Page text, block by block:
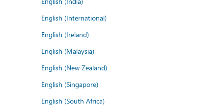
English (International)
English (Ireland)
English (Malaysia)
English (New Zealand)
English (Singapore)
English (South Africa)